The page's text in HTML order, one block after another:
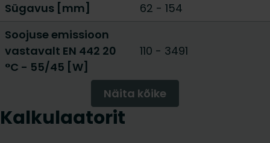
Sügavus [mm]
62 - 154
Soojuse emissioon
vastavalt EN 442 20
°C - 55/45 [W]
110 - 3491
Näita kõike
Kalkulaatorit